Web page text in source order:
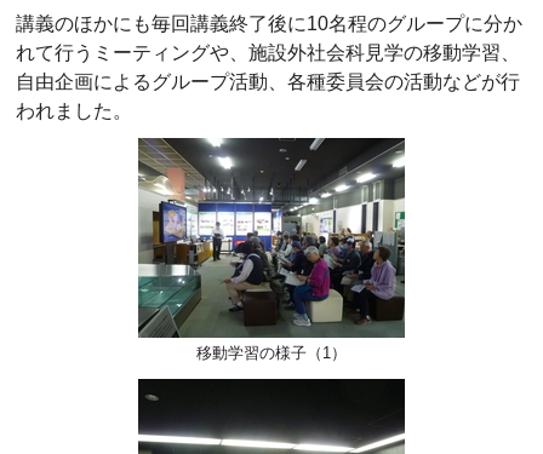
講義のほかにも毎回講義終了後に10名程のグループに分か
れて行うミーティングや、施設外社会科見学の移動学習、
自由企画によるグループ活動、各種委員会の活動などが行
われました。
移動学習の様子（1）